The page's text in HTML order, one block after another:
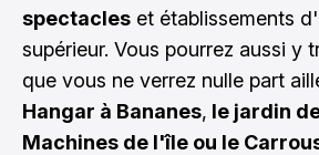
spectacles et établissements
supérieur. Vous pourrez aussi y
que vous ne verrez nulle part
Hangar à Bananes, le jardin
Machines de l'île ou le